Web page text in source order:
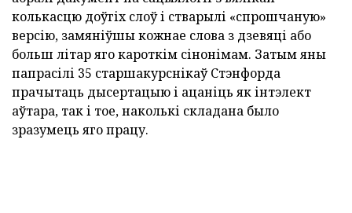
колькасцю доўгіх слоў і стварылі «спрошчаную»
версію, замяніўшы кожнае слова з дзевяці або
больш літар яго кароткім сінонімам. Затым яны
папрасілі 35 старшакурснікаў Стэнфорда
прачытаць дысертацыю і ацаніць як інтэлект
аўтара, так і тое, наколькі складана было
зразумець яго працу.